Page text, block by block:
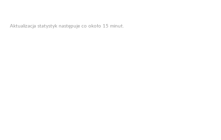
Aktualizacja statystyk następuje co około 15 minut.